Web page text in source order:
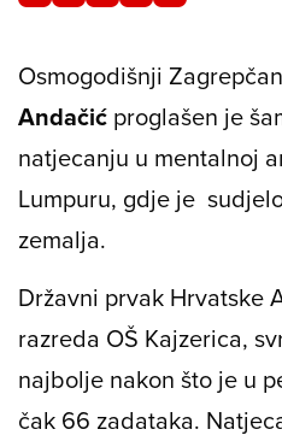
Osmogodišnji
Andačić proglašen je
natjecanju u mentalnoj
Lumpuru, gdje je
zemalja.
Državni prvak Hrvatske
razreda OŠ Kajzerica,
najbolje nakon što je u
čak 66 zadataka.